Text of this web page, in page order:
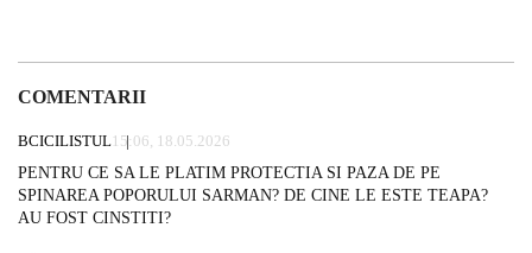
COMENTARII
BCICILISTUL15:06, 18.05.2026
PENTRU CE SA LE PLATIM PROTECTIA SI PAZA DE PE
SPINAREA POPORULUI SARMAN? DE CINE LE ESTE TEAPA?
AU FOST CINSTITI?